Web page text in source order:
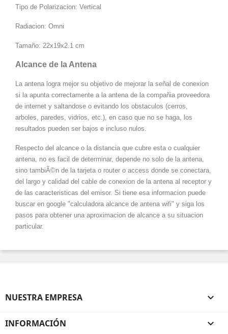
Tipo de Polarizacion: Vertical
Radiacion: Omni
Tamaño: 22x19x2.1 cm
Alcance de la Antena
La antena logra mejor su objetivo de mejorar la señal de conexion
si la apunta correctamente a la antena de la compañia proveedora
de internet y saltandose o evitando los obstaculos (cerros,
arboles, paredes, vidrios, etc.), en caso que no se haga, los
resultados pueden ser bajos e incluso nulos.
Respecto del alcance o la distancia que cubre esta o cualquier
antena, no es facil de determinar, depende no solo de la antena,
sino tambiÃ©n de la tarjeta o router o access donde se conectara,
del largo y calidad del cable de conexion de la antena al receptor y
de las caracteristicas del emisor. Si tiene esa informacion puede
buscar en google "calculadora alcance de antena wifi" y siga los
pasos para obtener una aproximacion de alcance a su situacion
particular.
NUESTRA EMPRESA 
INFORMACIÓN 